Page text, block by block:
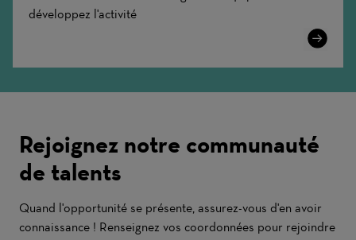
développez l'activité
Learn
Rejoignez notre communauté
de talents
Quand l'opportunité se présente, assurez-vous d'en avoir
connaissance ! Renseignez vos coordonnées pour rejoindre